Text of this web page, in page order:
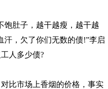
肚子，越干越瘦，越干越
汗，欠了你们无数的债!”李启
人多少债?
比市场上香烟的价格，事实